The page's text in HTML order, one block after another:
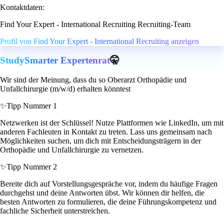
Kontaktdaten:
Find Your Expert - International Recruiting Recruiting-Team
Profil von Find Your Expert - International Recruiting anzeigen
StudySmarter Expertenrat🤫
Wir sind der Meinung, dass du so Oberarzt Orthopädie und
Unfallchirurgie (m/w/d) erhalten könntest
✨Tipp Nummer 1
Netzwerken ist der Schlüssel! Nutze Plattformen wie LinkedIn, um mit
anderen Fachleuten in Kontakt zu treten. Lass uns gemeinsam nach
Möglichkeiten suchen, um dich mit Entscheidungsträgern in der
Orthopädie und Unfallchirurgie zu vernetzen.
✨Tipp Nummer 2
Bereite dich auf Vorstellungsgespräche vor, indem du häufige Fragen
durchgehst und deine Antworten übst. Wir können dir helfen, die
besten Antworten zu formulieren, die deine Führungskompetenz und
fachliche Sicherheit unterstreichen.